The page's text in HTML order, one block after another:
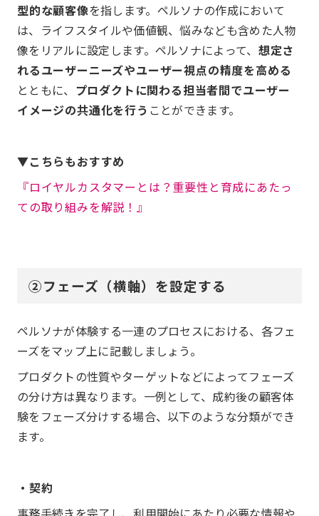
型的な顧客像を指します。ペルソナの作成において
は、ライフスタイルや価値観、悩みなども含めた人物
像をリアルに設定します。ペルソナによって、 想定さ
れるユーザーニーズやユーザー視点の精度を高める
とともに、 プロダクトに関わる担当者間でユーザー
イメージの共通化を行う ことができます。
▼こちらもおすすめ
『ロイヤルカスタマーとは？重要性と育成にあたっ
ての取り組みを解説！』
②フェーズ（横軸）を設定する
ペルソナが体験する一連のプロセスにおける、各フェ
ーズをマップ上に記載しましょう。
プロダクトの性質やターゲットなどによってフェーズ
の分け方は異なります。一例として、成約後の顧客体
験をフェーズ分けする場合、以下のような分類ができ
ます。
・契約